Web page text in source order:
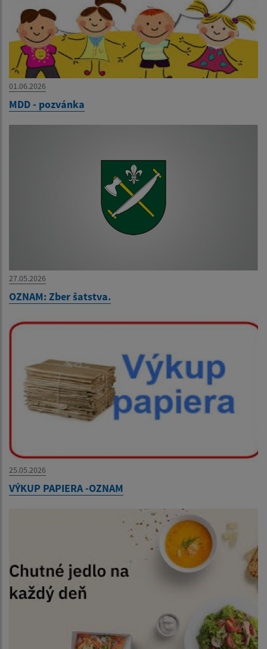
01.06.2026
MDD - pozvánka
27.05.2026
OZNAM: Zber šatstva.
25.05.2026
VÝKUP PAPIERA -OZNAM